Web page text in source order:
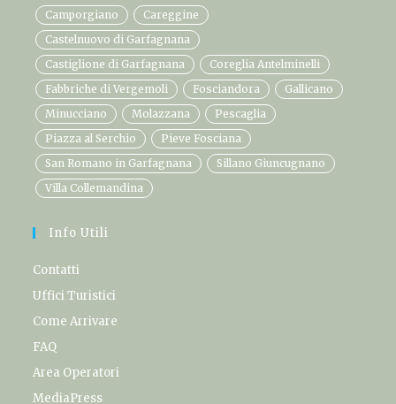
Camporgiano
Careggine
Castelnuovo di Garfagnana
Castiglione di Garfagnana
Coreglia Antelminelli
Fabbriche di Vergemoli
Fosciandora
Gallicano
Minucciano
Molazzana
Pescaglia
Piazza al Serchio
Pieve Fosciana
San Romano in Garfagnana
Sillano Giuncugnano
Villa Collemandina
Info Utili
Contatti
Uffici Turistici
Come Arrivare
FAQ
Area Operatori
MediaPress